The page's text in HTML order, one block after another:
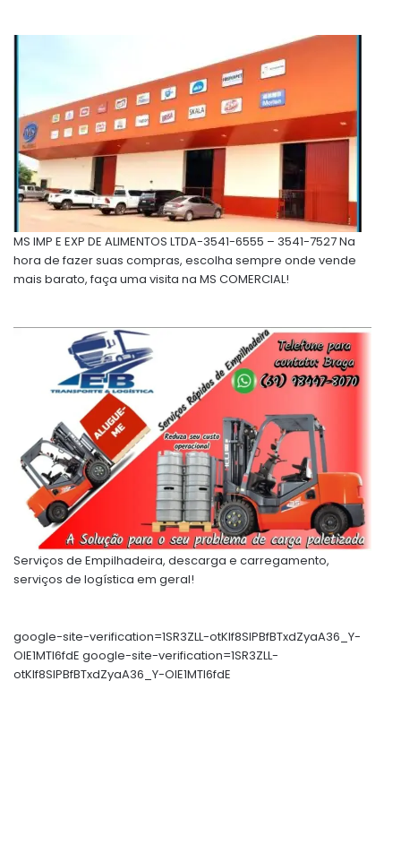
MS IMP E EXP DE ALIMENTOS LTDA-3541-6555 – 3541-7527 Na
hora de fazer suas compras, escolha sempre onde vende
mais barato, faça uma visita na MS COMERCIAL!
Serviços de Empilhadeira, descarga e carregamento,
serviços de logística em geral!
google-site-verification=1SR3ZLL-otKIf8SlPBfBTxdZyaA36_Y-
OIE1MTl6fdE google-site-verification=1SR3ZLL-
otKIf8SlPBfBTxdZyaA36_Y-OIE1MTl6fdE